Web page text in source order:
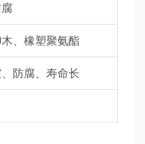
、橡塑聚氨酯
防腐、寿命长